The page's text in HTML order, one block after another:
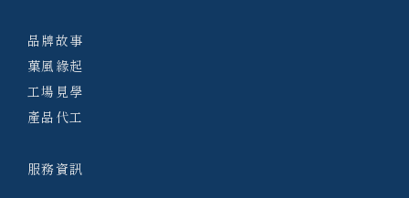
品牌故事
菓風緣起
工場見學
產品代工
服務資訊